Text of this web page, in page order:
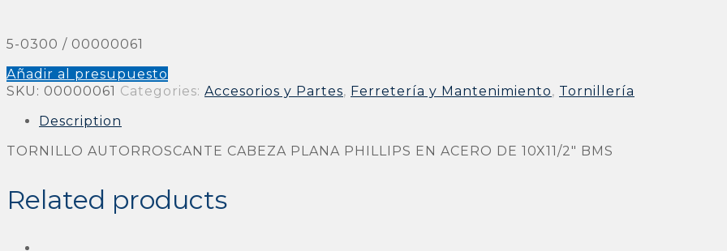
5-0300 / 00000061
Añadir al presupuesto
SKU: 00000061 Categories: Accesorios y Partes, Ferretería y Mantenimiento, Tornillería
Description
TORNILLO AUTORROSCANTE CABEZA PLANA PHILLIPS EN ACERO DE 10X11/2″ BMS
Related products